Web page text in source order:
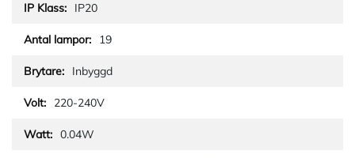
IP20
19
Inbyggd
220-240V
0.04W